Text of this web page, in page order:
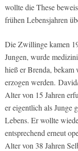
wollte die These
frühen Lebensjahren
Die Zwillinge kamen
Jungen, wurde
hieß er Brenda,
erzogen werden.
Alter von 15 Jahren
er eigentlich als Junge
Lebens. Er wollte
entsprechend erneut
Alter von 38 Jahren